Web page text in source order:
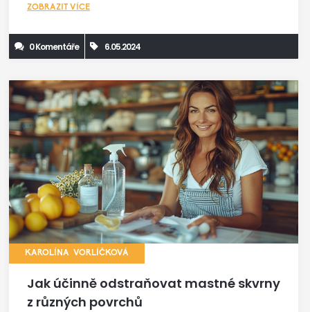
můžete podniknout pro lepší zotavení.
ZOBRAZIT VÍCE
0 Komentáře 6.05.2024
KAROLÍNA VORLÍČKOVÁ
Jak účinně odstraňovat mastné skvrny
z různých povrchů